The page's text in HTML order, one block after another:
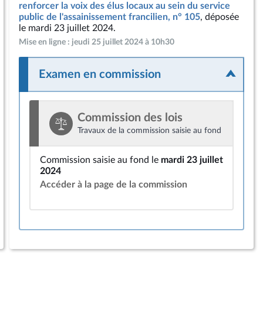
renforcer la voix des élus locaux au sein du service
public de l'assainissement francilien, n° 105, déposée
le mardi 23 juillet 2024.
Mise en ligne : jeudi 25 juillet 2024 à 10h30
Examen en commission
Commission des lois
Travaux de la commission saisie au fond
Commission saisie au fond le mardi 23 juillet
2024
Accéder à la page de la commission